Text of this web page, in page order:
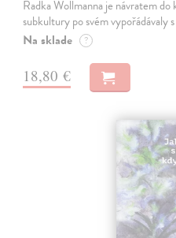
Radka Wollmanna je návratem
subkultury po svém vypořádávaly
Na sklade ?
18,80 €